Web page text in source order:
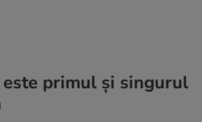
primul și singurul